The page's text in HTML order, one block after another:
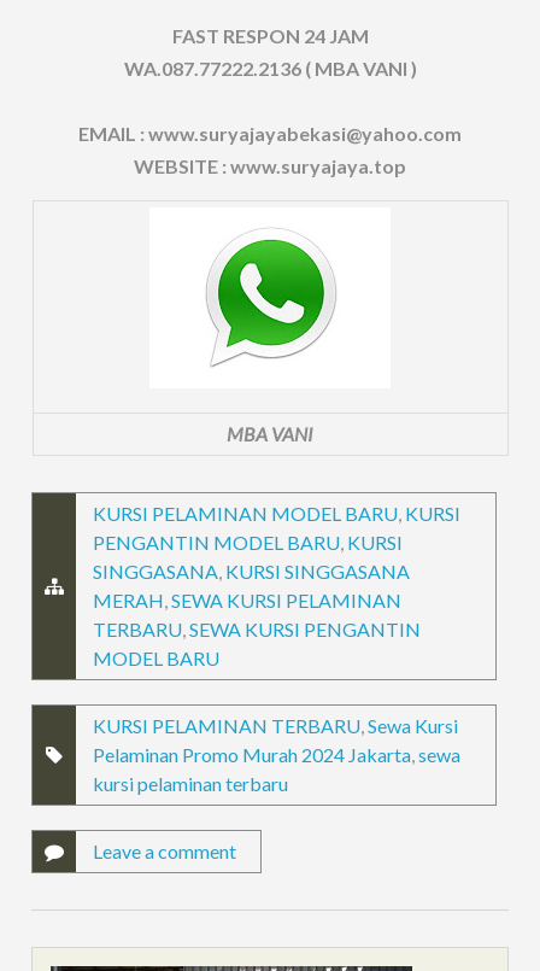
FAST RESPON 24 JAM
WA.087.77222.2136 ( MBA VANI )
EMAIL : www.suryajayabekasi@yahoo.com
WEBSITE : www.suryajaya.top
MBA VANI
KURSI PELAMINAN MODEL BARU, KURSI
PENGANTIN MODEL BARU, KURSI
SINGGASANA, KURSI SINGGASANA
MERAH,SEWA KURSI PELAMINAN
TERBARU,SEWA KURSI PENGANTIN
MODEL BARU
KURSI PELAMINAN TERBARU,Sewa Kursi
Pelaminan Promo Murah 2024 Jakarta,sewa
kursi pelaminan terbaru
Leave a comment